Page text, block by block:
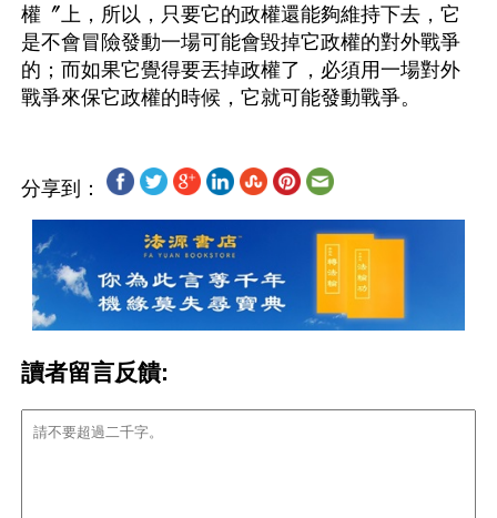
權〞上，所以，只要它的政權還能夠維持下去，它
是不會冒險發動一場可能會毀掉它政權的對外戰爭
的；而如果它覺得要丟掉政權了，必須用一場對外
分享到：
讀者留言反饋: